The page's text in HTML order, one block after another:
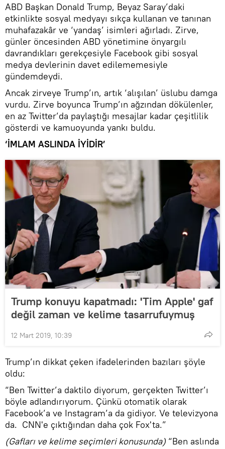
ABD Başkan Donald Trump, Beyaz Saray’daki
etkinlikte sosyal medyayı sıkça kullanan ve tanınan
muhafazakâr ve ‘yandaş’ isimleri ağırladı. Zirve,
günler öncesinden ABD yönetimine önyargılı
davrandıkları gerekçesiyle Facebook gibi sosyal
medya devlerinin davet edilememesiyle
gündemdeydi.
Ancak zirveye Trump’ın, artık ‘alışılan’ üslubu damga
vurdu. Zirve boyunca Trump’ın ağzından dökülenler,
en az Twitter’da paylaştığı mesajlar kadar çeşitlilik
gösterdi ve kamuoyunda yankı buldu.
‘İMLAM ASLINDA İYİDİR’
Trump konuyu kapatmadı: 'Tim Apple' gaf
değil zaman ve kelime tasarrufuymuş
12 Mart 2019, 10:39
Trump’ın dikkat çeken ifadelerinden bazıları şöyle
oldu:
“Ben Twitter’a daktilo diyorum, gerçekten Twitter’ı
böyle adlandırıyorum. Çünkü otomatik olarak
Facebook’a ve Instagram’a da gidiyor. Ve televizyona
da. CNN'e çıktığından daha çok Fox'ta.”
(Gafları ve kelime seçimleri konusunda) “Ben aslında